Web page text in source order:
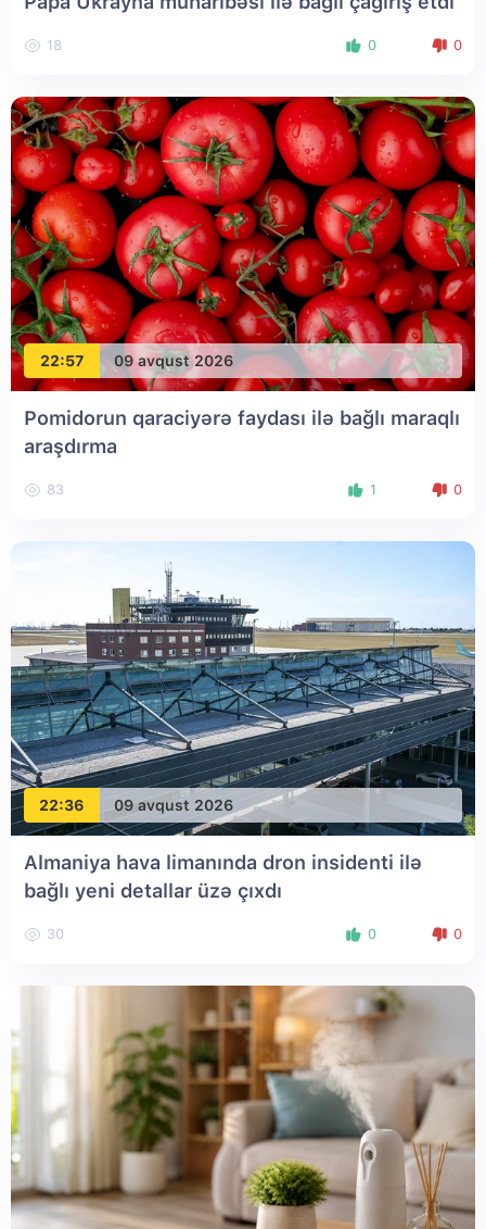
18 0 0
22:57 09 avqust 2026
Pomidorun qaraciyərə faydası ilə bağlı maraqlı
araşdırma
83 1 0
22:36 09 avqust 2026
Almaniya hava limanında dron insidenti ilə
bağlı yeni detallar üzə çıxdı
30 0 0